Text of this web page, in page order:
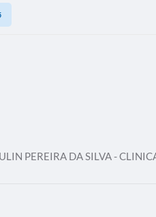
PEREIRA DA SILVA -